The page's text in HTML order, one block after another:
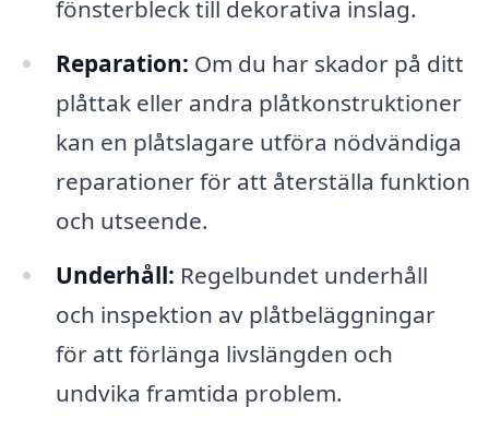
fönsterbleck till dekorativa inslag.
Reparation: Om du har skador på ditt
plåttak eller andra plåtkonstruktioner
kan en plåtslagare utföra nödvändiga
reparationer för att återställa funktion
och utseende.
Underhåll: Regelbundet underhåll
och inspektion av plåtbeläggningar
för att förlänga livslängden och
undvika framtida problem.